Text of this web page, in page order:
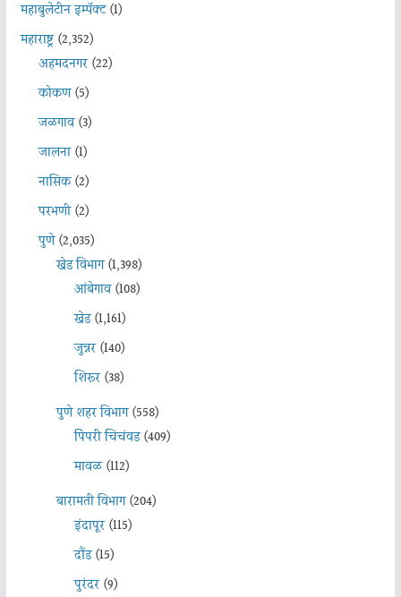
महाबुलेटीन इम्पॅक्ट(1)
महाराष्ट्र(2,352)
अहमदनगर(22)
कोकण(5)
जळगाव(3)
जालना(1)
नासिक(2)
परभणी(2)
पुणे(2,035)
खेड विभाग(1,398)
आंबेगाव(108)
खेड(1,161)
जुन्नर(140)
शिरूर(38)
पुणे शहर विभाग(558)
पिंपरी चिचंवड(409)
मावळ(112)
बारामती विभाग(204)
इंदापूर(115)
दौंड(15)
पुरंदर(9)